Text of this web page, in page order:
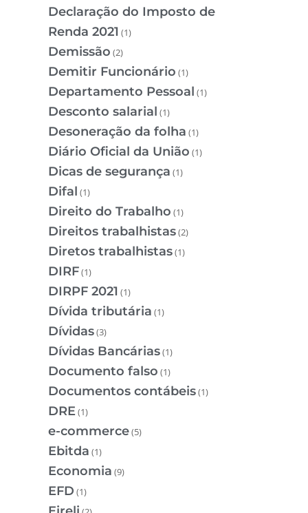
Declaração do Imposto de
Renda 2021 (1)
Demissão (2)
Demitir Funcionário (1)
Departamento Pessoal (1)
Desconto salarial (1)
Desoneração da folha (1)
Diário Oficial da União (1)
Dicas de segurança (1)
Difal (1)
Direito do Trabalho (1)
Direitos trabalhistas(2)
Diretos trabalhistas(1)
DIRF(1)
DIRPF 2021 (1)
Dívida tributária (1)
Dívidas(3)
Dívidas Bancárias(1)
Documento falso (1)
Documentos contábeis(1)
DRE(1)
e-commerce(5)
Ebitda (1)
Economia (9)
EFD (1)